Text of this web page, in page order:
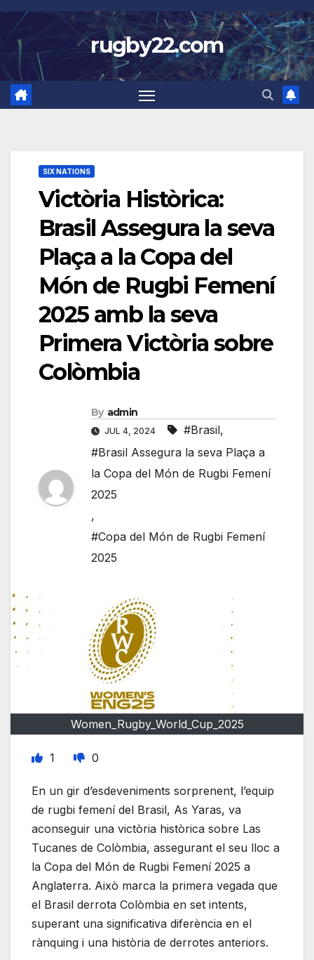
Skip
to
content
rugby22.com
SIX NATIONS
Victòria Històrica:
Brasil Assegura la seva
Plaça a la Copa del
Món de Rugbi Femení
2025 amb la seva
Primera Victòria sobre
Colòmbia
By admin
JUL 4, 2024 #Brasil,
#Brasil Assegura la seva Plaça a
la Copa del Món de Rugbi Femení
2025
,
#Copa del Món de Rugbi Femení
2025
Women_Rugby_World_Cup_2025
1 0
En un gir d’esdeveniments sorprenent, l’equip
de rugbi femení del Brasil, As Yaras, va
aconseguir una victòria històrica sobre Las
Tucanes de Colòmbia, assegurant el seu lloc a
la Copa del Món de Rugbi Femení 2025 a
Anglaterra. Això marca la primera vegada que
el Brasil derrota Colòmbia en set intents,
superant una significativa diferència en el
rànquing i una història de derrotes anteriors.